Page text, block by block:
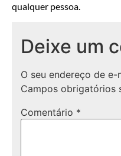
qualquer pessoa.
Deixe um
O seu endereço de
Campos obrigatórios
Comentário *